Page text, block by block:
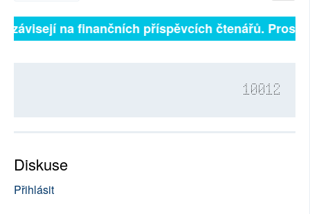
na finančních příspěvcích čtenářů.
10012
Diskuse
Přihlásit